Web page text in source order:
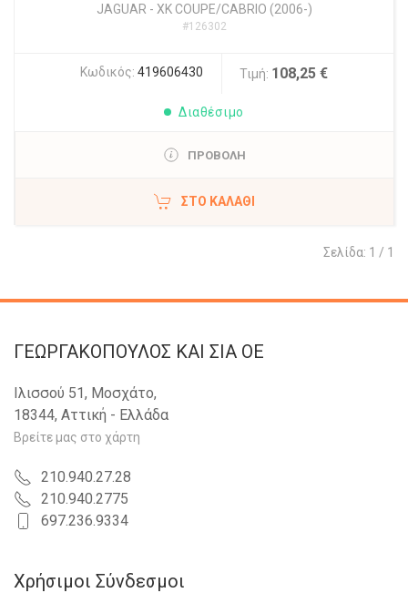
JAGUAR - XK COUPE/CABRIO (2006-)
#126302
Κωδικός: 419606430 Τιμή: 108,25 €
Διαθέσιμο
ΠΡΟΒΟΛΗ
ΣΤΟ ΚΑΛΆΘΙ
Σελίδα: 1 / 1
ΓΕΩΡΓΑΚΟΠΟΥΛΟΣ KAI ΣΙΑ OE
Ιλισσού 51, Μοσχάτο,
18344, Αττική - Ελλάδα
Βρείτε μας στο χάρτη
210.940.27.28
210.940.2775
697.236.9334
Χρήσιμοι Σύνδεσμοι